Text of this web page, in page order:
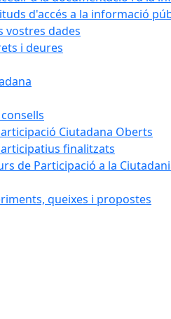
d'accés a la informació
vostres dades
i deures
Ciutadana Oberts
finalitzats
de Participació a la
queixes i propostes